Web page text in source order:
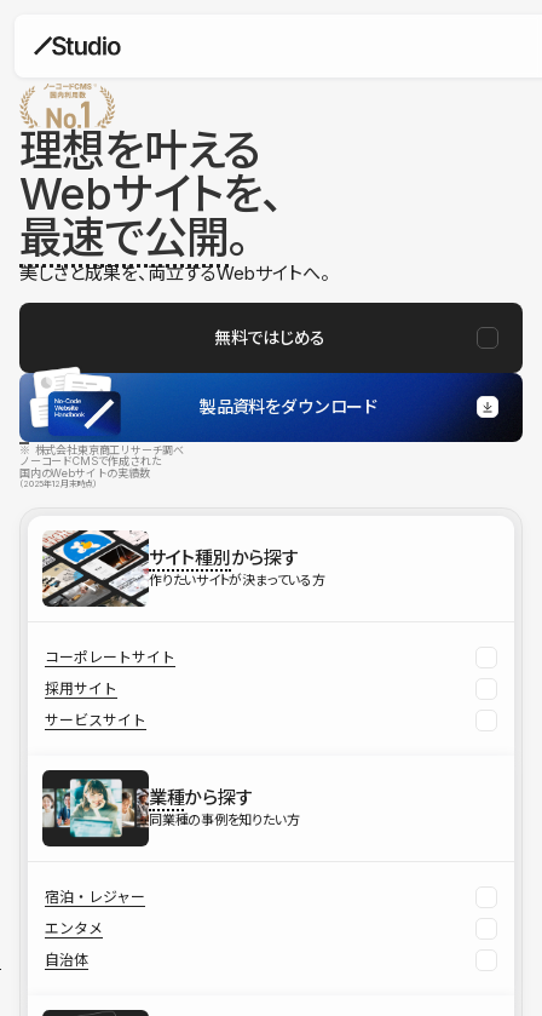
理想を叶える
Webサイトを、
最速で公開。
美しさと成果を、両立するWebサイトへ。
無料ではじめる
製品資料をダウンロード
※ 株式会社東京商工リサーチ調べ
ノーコードCMSで作成された
国内のWebサイトの実績数
（2025年12月末時点）
サイト種別から探す
作りたいサイトが決まっている方
コーポレートサイト
採用サイト
サービスサイト
業種から探す
同業種の事例を知りたい方
宿泊・レジャー
エンタメ
自治体